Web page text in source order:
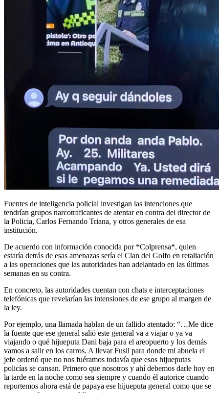
Fuentes de inteligencia policial investigan las intenciones que
tendrían grupos narcotraficantes de atentar en contra del director de
la Policia, Carlos Fernando Triana, y otros generales de esa
institución.
De acuerdo con información conocida por *Colprensa*, quien
estaría detrás de esas amenazas sería el Clan del Golfo en retaliación
a las operaciones que las autoridades han adelantado en las últimas
semanas en su contra.
En concreto, las autoridades cuentan con chats e interceptaciones
telefónicas que revelarían las intensiones de ese grupo al margen de
la ley.
Por ejemplo, una llamada hablan de un fallido atentado: “…Me dice
la fuente que ese general salió este general va a viajar o ya va
viajando o qué hijueputa Dani baja para el areopuerto y los demás
vamos a salir en los carros. A llevar Fusil para donde mi abuela el
jefe ordenó que no nos fuéramos todavía que esos hijueputas
policías se cansan. Primero que nosotros y ahí debemos darle hoy en
la tarde en la noche como sea siempre y cuando él autorice cuando
reportemos ahora está de papaya ese hijueputa general como que se